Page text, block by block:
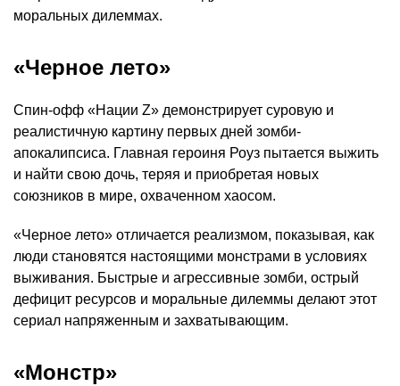
моральных дилеммах.
«Черное лето»
Спин-офф «Нации Z» демонстрирует суровую и
реалистичную картину первых дней зомби-
апокалипсиса. Главная героиня Роуз пытается выжить
и найти свою дочь, теряя и приобретая новых
союзников в мире, охваченном хаосом.
«Черное лето» отличается реализмом, показывая, как
люди становятся настоящими монстрами в условиях
выживания. Быстрые и агрессивные зомби, острый
дефицит ресурсов и моральные дилеммы делают этот
сериал напряженным и захватывающим.
«Монстр»